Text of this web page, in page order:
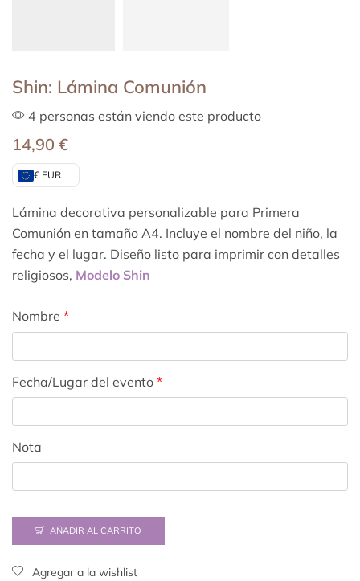
Shin: Lámina Comunión
4 personas están viendo este producto
14,90 €
€ EUR
Lámina decorativa personalizable para Primera
Comunión en tamaño A4. Incluye el nombre del niño, la
fecha y el lugar. Diseño listo para imprimir con detalles
religiosos, Modelo Shin
Nombre *
Fecha/Lugar del evento *
Nota
AÑADIR AL CARRITO
Agregar a la wishlist